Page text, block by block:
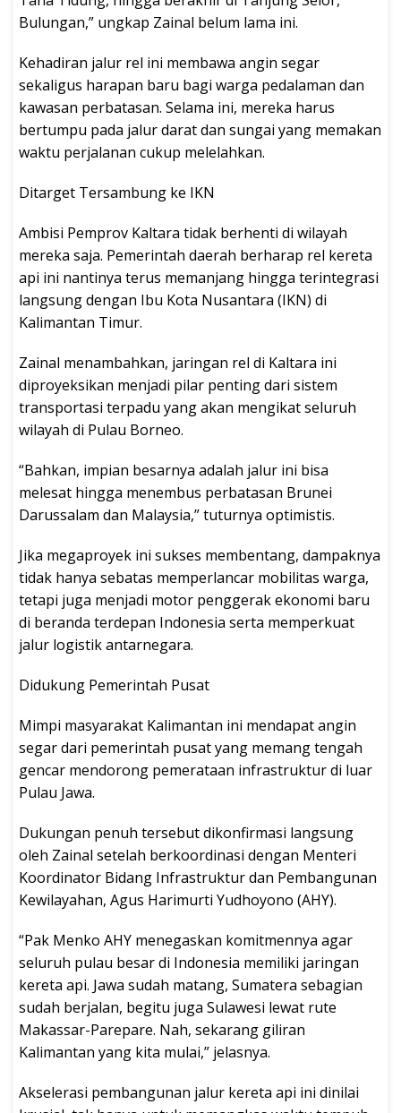
Bulungan,” ungkap Zainal belum lama ini.
Kehadiran jalur rel ini membawa angin segar
sekaligus harapan baru bagi warga pedalaman dan
kawasan perbatasan. Selama ini, mereka harus
bertumpu pada jalur darat dan sungai yang memakan
waktu perjalanan cukup melelahkan.
Ditarget Tersambung ke IKN
Ambisi Pemprov Kaltara tidak berhenti di wilayah
mereka saja. Pemerintah daerah berharap rel kereta
api ini nantinya terus memanjang hingga terintegrasi
langsung dengan Ibu Kota Nusantara (IKN) di
Kalimantan Timur.
Zainal menambahkan, jaringan rel di Kaltara ini
diproyeksikan menjadi pilar penting dari sistem
transportasi terpadu yang akan mengikat seluruh
wilayah di Pulau Borneo.
“Bahkan, impian besarnya adalah jalur ini bisa
melesat hingga menembus perbatasan Brunei
Darussalam dan Malaysia,” tuturnya optimistis.
Jika megaproyek ini sukses membentang, dampaknya
tidak hanya sebatas memperlancar mobilitas warga,
tetapi juga menjadi motor penggerak ekonomi baru
di beranda terdepan Indonesia serta memperkuat
jalur logistik antarnegara.
Didukung Pemerintah Pusat
Mimpi masyarakat Kalimantan ini mendapat angin
segar dari pemerintah pusat yang memang tengah
gencar mendorong pemerataan infrastruktur di luar
Pulau Jawa.
Dukungan penuh tersebut dikonfirmasi langsung
oleh Zainal setelah berkoordinasi dengan Menteri
Koordinator Bidang Infrastruktur dan Pembangunan
Kewilayahan, Agus Harimurti Yudhoyono (AHY).
“Pak Menko AHY menegaskan komitmennya agar
seluruh pulau besar di Indonesia memiliki jaringan
kereta api. Jawa sudah matang, Sumatera sebagian
sudah berjalan, begitu juga Sulawesi lewat rute
Makassar-Parepare. Nah, sekarang giliran
Kalimantan yang kita mulai,” jelasnya.
Akselerasi pembangunan jalur kereta api ini dinilai